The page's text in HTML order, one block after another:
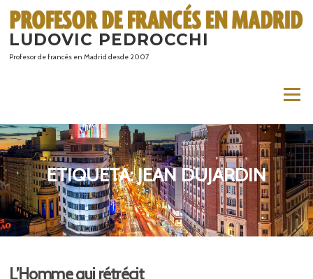
contenido
LUDOVIC PEDROCCHI
Profesor de francés en Madrid desde 2007
Menú
ETIQUETA:JEAN DUJARDIN
L’Homme qui rétrécit